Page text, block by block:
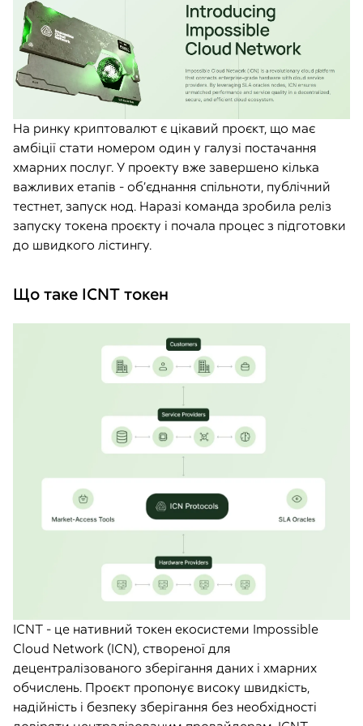
На ринку криптовалют є цікавий проєкт, що має
амбіції стати номером один у галузі постачання
хмарних послуг. У проекту вже завершено кілька
важливих етапів - об’єднання спільноти, публічний
тестнет, запуск нод. Наразі команда зробила реліз
запуску токена проєкту і почала процес з підготовки
до швидкого лістингу.
Що таке ICNT токен
ICNT - це нативний токен екосистеми Impossible
Cloud Network (ICN), створеної для
децентралізованого зберігання даних і хмарних
обчислень. Проєкт пропонує високу швидкість,
надійність і безпеку зберігання без необхідності